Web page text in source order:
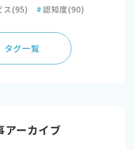
ス(95) #認知度(90)
タグ一覧
アーカイブ